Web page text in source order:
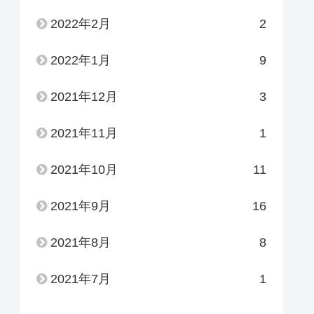
2022年2月 2
2022年1月 9
2021年12月 3
2021年11月 1
2021年10月 11
2021年9月 16
2021年8月 8
2021年7月 1